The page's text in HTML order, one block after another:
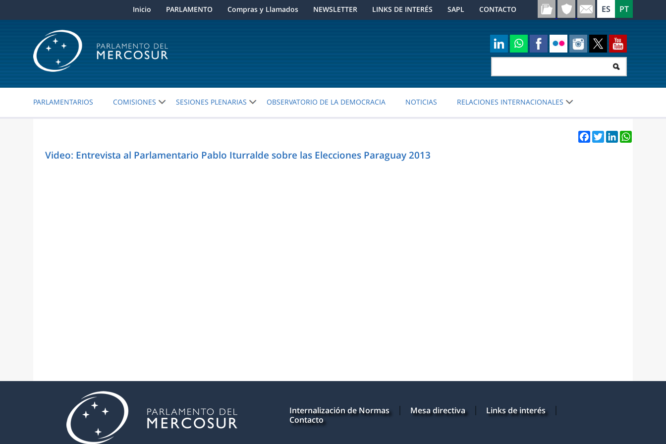
Inicio PARLAMENTO Compras y Llamados NEWSLETTER LINKS DE INTERÉS SAPL CONTACTO
PARLAMENTARIOS COMISIONES SESIONES PLENARIAS OBSERVATORIO DE LA DEMOCRACIA NOTICIAS RELACIONES INTERNACIONALES
Facebook
TwitterLinkedInWhatsApp
Video: Entrevista al Parlamentario Pablo Iturralde sobre las Elecciones Paraguay 2013
Internalización de Normas Mesa directiva
Links de interés
Contacto